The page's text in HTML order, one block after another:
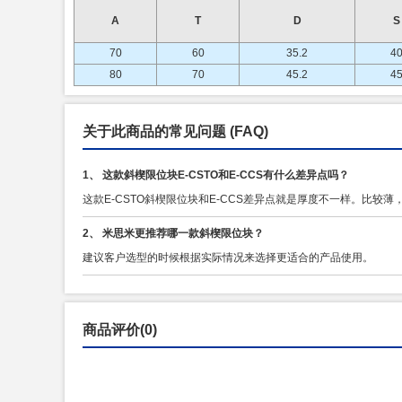
A T D S
70 60 35.2
40
80
70 45.2 45
关于此商品的常见问题 (FAQ)
1、 这款斜楔限位块E-CSTO和E-CCS有什么差异点吗？
这款E-CSTO斜楔限位块和E-CCS差异点就是厚度不一样。比较薄
2、 米思米更推荐哪一款斜楔限位块？
建议客户选型的时候根据实际情况来选择更适合的产品使用。
商品评价(0)